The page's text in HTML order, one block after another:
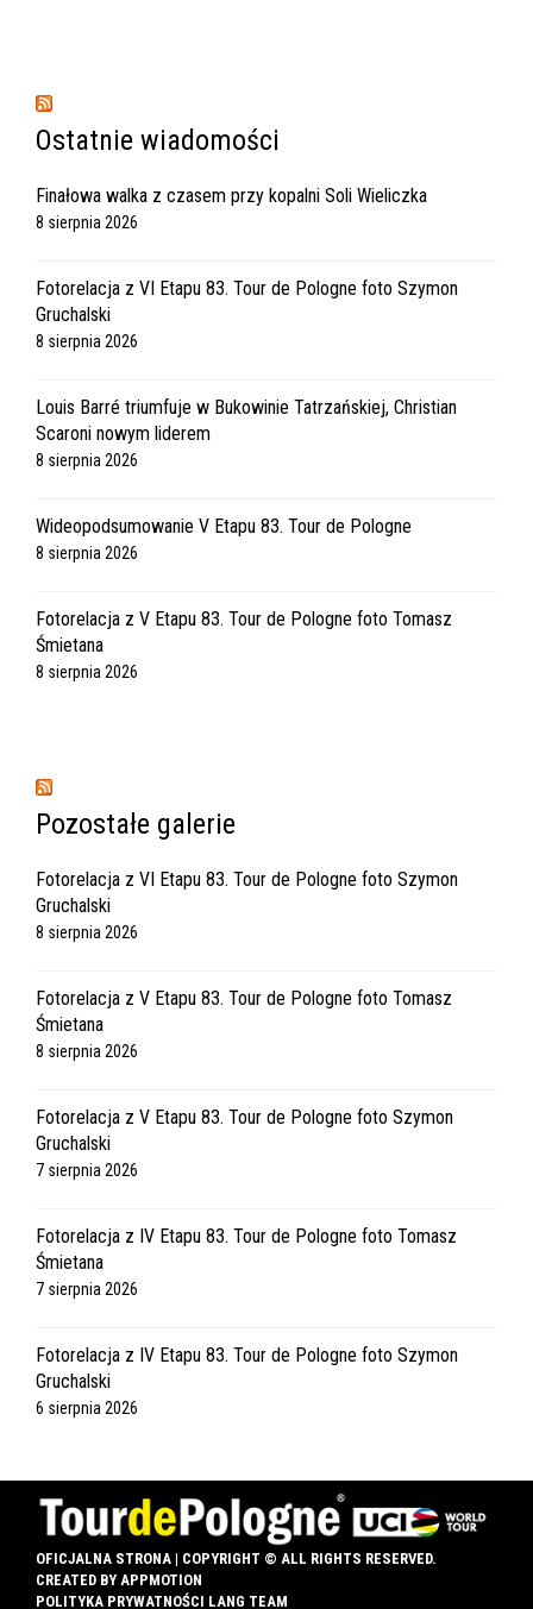
Ostatnie wiadomości
Finałowa walka z czasem przy kopalni Soli Wieliczka
8 sierpnia 2026
Fotorelacja z VI Etapu 83. Tour de Pologne foto Szymon
Gruchalski
8 sierpnia 2026
Louis Barré triumfuje w Bukowinie Tatrzańskiej, Christian
Scaroni nowym liderem
8 sierpnia 2026
Wideopodsumowanie V Etapu 83. Tour de Pologne
8 sierpnia 2026
Fotorelacja z V Etapu 83. Tour de Pologne foto Tomasz
Śmietana
8 sierpnia 2026
Pozostałe galerie
Fotorelacja z VI Etapu 83. Tour de Pologne foto Szymon
Gruchalski
8 sierpnia 2026
Fotorelacja z V Etapu 83. Tour de Pologne foto Tomasz
Śmietana
8 sierpnia 2026
Fotorelacja z V Etapu 83. Tour de Pologne foto Szymon
Gruchalski
7 sierpnia 2026
Fotorelacja z IV Etapu 83. Tour de Pologne foto Tomasz
Śmietana
7 sierpnia 2026
Fotorelacja z IV Etapu 83. Tour de Pologne foto Szymon
Gruchalski
6 sierpnia 2026
OFICJALNA STRONA | COPYRIGHT © ALL RIGHTS RESERVED.
CREATED BY APPMOTION
POLITYKA PRYWATNOŚCI LANG TEAM